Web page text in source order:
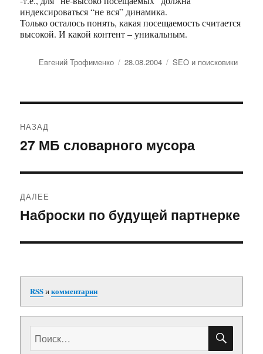
индексироваться “не вся” динамика.
Только осталось понять, какая посещаемость считается
высокой. И какой контент – уникальным.
Автор
Евгений Трофименко Опубликовано
28.08.2004 Рубрики
SEO и поисковики
по
НАЗАД
Предыдущая
27 МБ словарного мусора
ДАЛЕЕ
Следующая
Наброски по будущей партнерке
RSSикомментарии